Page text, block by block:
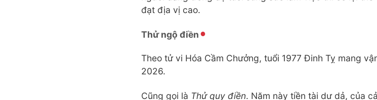
đạt địa vị cao.
Thử ngộ điền
Theo tử vi Hóa Cầm Chưởng, tuổi 1977 Đinh Tỵ mang
2026.
Cũng gọi là Thử quy điền. Năm này tiền tài dư dả, của